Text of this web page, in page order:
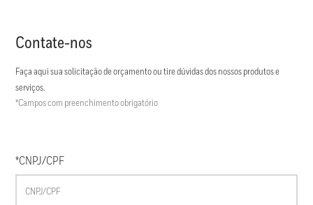
Contate-nos
Faça aqui sua solicitação de orçamento ou tire dúvidas dos nossos produtos e
serviços.
*Campos com preenchimento obrigatório
*CNPJ/CPF